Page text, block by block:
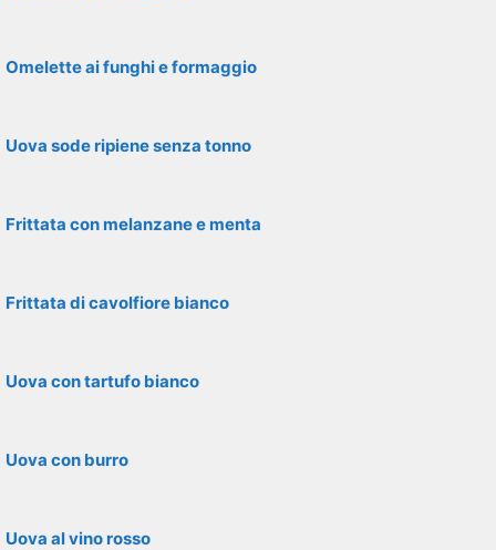
Omelette ai funghi e formaggio
Uova sode ripiene senza tonno
Frittata con melanzane e menta
Frittata di cavolfiore bianco
Uova con tartufo bianco
Uova con burro
Uova al vino rosso